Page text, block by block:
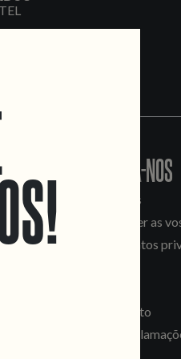
CONTACTA-NOS
Informações
Quero vender as
Tours e eventos
Recrutamento
Livro de